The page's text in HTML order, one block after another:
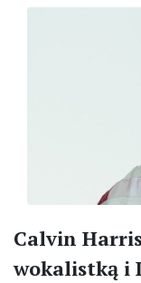
Calvin
wokalistką i